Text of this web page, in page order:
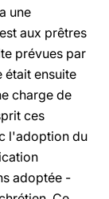
une
aux prêtres
prévues par
était ensuite
charge de
ces
l'adoption du
adoptée -